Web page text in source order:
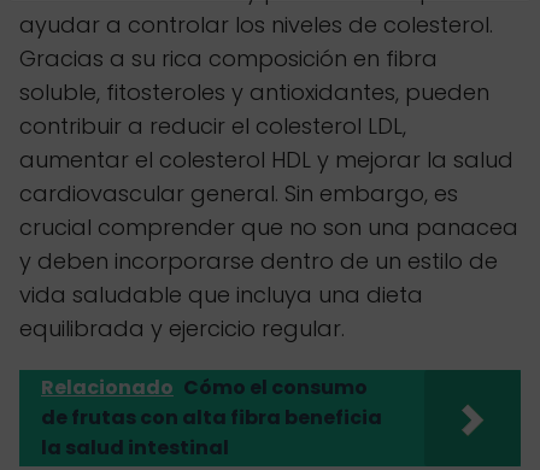
ayudar a controlar los niveles de colesterol.
Gracias a su rica composición en fibra
soluble, fitosteroles y antioxidantes, pueden
contribuir a reducir el colesterol LDL,
aumentar el colesterol HDL y mejorar la salud
cardiovascular general. Sin embargo, es
crucial comprender que no son una panacea
y deben incorporarse dentro de un estilo de
vida saludable que incluya una dieta
equilibrada y ejercicio regular.
Relacionado Cómo el consumo
de frutas con alta fibra beneficia
la salud intestinal